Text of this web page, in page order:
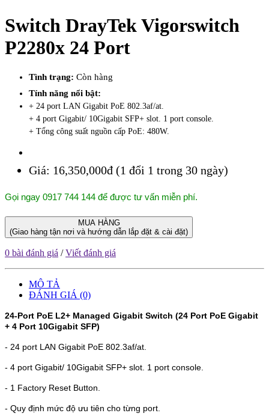
Switch DrayTek Vigorswitch
P2280x 24 Port
Tình trạng: Còn hàng
Tính năng nổi bật:
+ 24 port LAN Gigabit PoE 802.3af/at.
+ 4 port Gigabit/ 10Gigabit SFP+ slot. 1 port console.
+ Tổng công suất nguồn cấp PoE: 480W.
Giá: 16,350,000đ (1 đổi 1 trong 30 ngày)
Gọi ngay 0917 744 144 để được tư vấn miễn phí.
MUA HÀNG
(Giao hàng tận nơi và hướng dẫn lắp đặt & cài đặt)
0 bài đánh giá /Viết đánh giá
MÔ TẢ
ĐÁNH GIÁ (0)
24-Port PoE L2+ Managed Gigabit Switch (24 Port PoE Gigabit
+ 4 Port 10Gigabit SFP)
- 24 port LAN Gigabit PoE 802.3af/at.
- 4 port Gigabit/ 10Gigabit SFP+ slot. 1 port console.
- 1 Factory Reset Button.
- Quy định mức độ ưu tiên cho từng port.